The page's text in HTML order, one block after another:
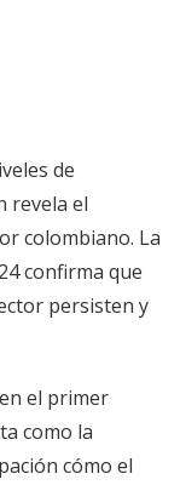
de
revela el
colombiano. La
confirma que
persisten y
el primer
como la
cómo el